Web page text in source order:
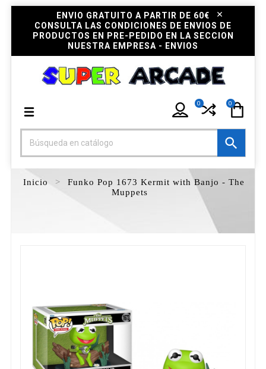
ENVIO GRATUITO A PARTIR DE 60€
CONSULTA LAS CONDICIONES DE ENVIOS DE
PRODUCTOS EN PRE-PEDIDO EN LA SECCION
NUESTRA EMPRESA - ENVIOS
0
0

Inicio
Funko Pop 1673 Kermit with Banjo - The
Muppets